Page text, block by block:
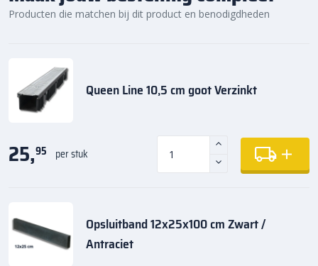
Producten die matchen bij dit product en benodigdheden
Queen Line 10,5 cm goot Verzinkt
25,95 per stuk
Opsluitband 12x25x100 cm Zwart /
Antraciet